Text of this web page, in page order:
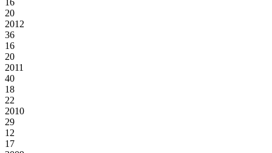
20
2012
36
16
20
2011
40
18
22
2010
29
12
17